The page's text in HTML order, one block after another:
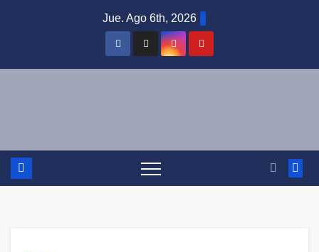
Jue. Ago 6th, 2026